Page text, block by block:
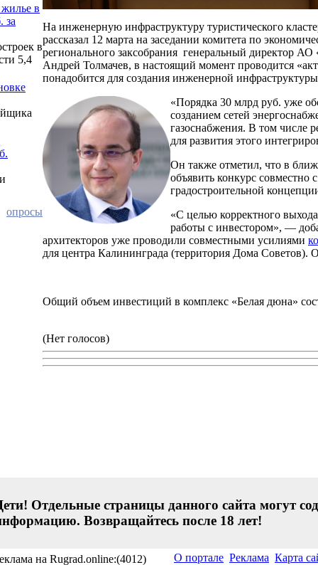
в
за
в
5,4
опросы
На инженерную инфраструктуру туристического
рассказал 12 марта на заседании комитета по
регионального заксобрания генеральный директор
Андрей Толмачев, в настоящий момент проводится
понадобится для создания инженерной
«Порядка 30 млрд руб. уже
созданием сетей
газоснабжения. В том числе
для развития этого
Он также отметил, что в
объявить конкурс совместно
градостроительной
«С целью корректного
работы с инвестором», —
архитекторов уже проводили совместными усилиями
для центра Калининграда (территория Дома Советов).
Общий объем инвестиций в комплекс «Белая дюна»
(Нет голосов)
Отдельные страницы данного сайта могут
Возвращайтесь после 18 лет!
на Rugrad.online:(4012) О портале Реклама Карта